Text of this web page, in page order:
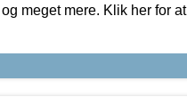
meget mere. Klik her for at